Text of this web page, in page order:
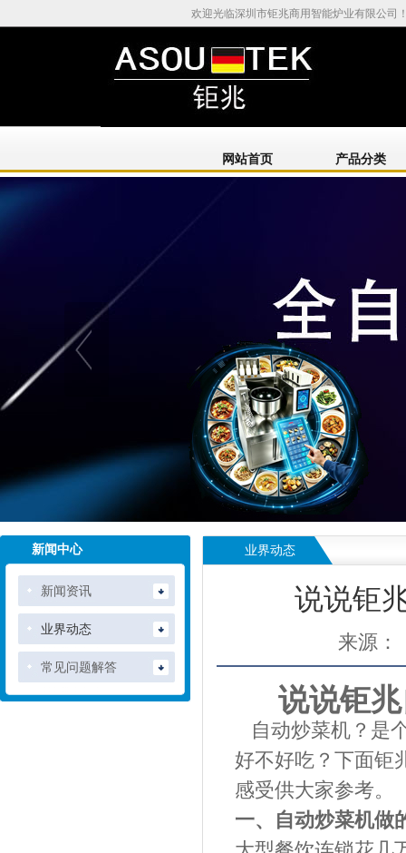
欢迎光临深圳市钜兆商用智能炉业有限公司
网站首页 产品分类
新闻中心
新闻资讯
业界动态
常见问题解答
业界动态
说说钜
来源：
说说钜兆
自动炒菜机？是
好不好吃？下面钜
感受供大家参考。
一、
自动炒菜机做